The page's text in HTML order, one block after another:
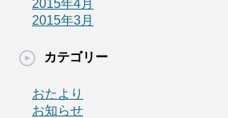
2015年4月
2015年3月
カテゴリー
おたより
お知らせ